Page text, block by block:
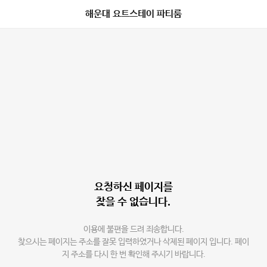
해운대 요트스테이 파티룸
요청하신 페이지를
찾을 수 없습니다.
이용에 불편을 드려 죄송합니다.
찾으시는 페이지는 주소를 잘못 입력하였거나 삭제된 페이지 입니다. 페이
지 주소를 다시 한 번 확인해 주시기 바랍니다.